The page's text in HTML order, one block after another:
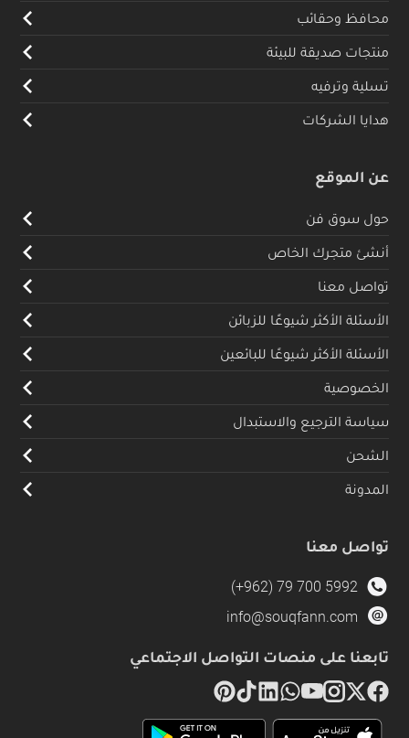
محافظ وحقائب
منتجات صديقة للبيئة
تسلية وترفيه
هدايا الشركات
عن الموقع
حول سوق فن
أنشئ متجرك الخاص
تواصل معنا
الأسئلة الأكثر شيوعًا للزبائن
الأسئلة الأكثر شيوعًا للبائعين
الخصوصية
سياسة الترجيع والاستبدال
الشحن
المدونة
تواصل معنا
(+962) 79 700 5992
info@souqfann.com
تابعنا على منصات التواصل الاجتماعي